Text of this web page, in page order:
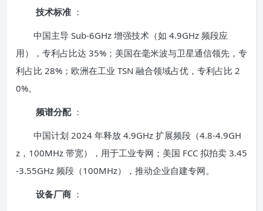
技术标准 ：
中国主导 Sub-6GHz 增强技术（如 4.9GHz 频段应
用），专利占比达 35%；美国在毫米波与卫星通信领先，专
利占比 28%；欧洲在工业 TSN 融合领域占优，专利占比 2
0%。
频谱分配 ：
中国计划 2024 年释放 4.9GHz 扩展频段（4.8-4.9GH
z，100MHz 带宽），用于工业专网；美国 FCC 拟拍卖 3.45
-3.55GHz 频段（100MHz），推动企业自建专网。
设备厂商 ：